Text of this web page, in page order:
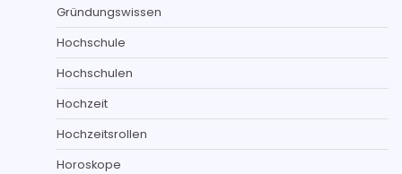
Gründungswissen
Hochschule
Hochschulen
Hochzeit
Hochzeitsrollen
Horoskope